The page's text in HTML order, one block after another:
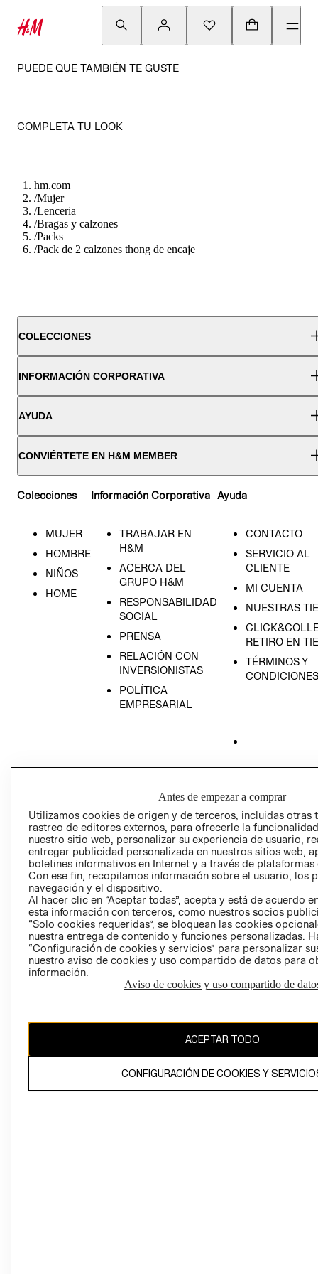
PUEDE QUE TAMBIÉN TE GUSTE
COMPLETA TU LOOK
hm.com
/Mujer
/Lenceria
/Bragas y calzones
/Packs
/Pack de 2 calzones thong de encaje
COLECCIONES
INFORMACIÓN CORPORATIVA
AYUDA
CONVIÉRTETE EN H&M MEMBER
Colecciones
MUJER
HOMBRE
NIÑOS
HOME
Información Corporativa
TRABAJAR EN
H&M
ACERCA DEL
GRUPO H&M
RESPONSABILIDAD
SOCIAL
PRENSA
RELACIÓN CON
INVERSIONISTAS
POLÍTICA
EMPRESARIAL
Ayuda
CONTACTO
SERVICIO AL
CLIENTE
MI CUENTA
NUESTRAS
RETIRO EN
TÉRMINOS Y
CONDICIONES
GIFT CARD
AVISO DE
Perú (S/)
CAMBIAR REGIÓN
propiedad de H&M Hennes & Mauritz AB
Antes de empezar a comprar
Utilizamos cookies de origen y de terceros, incluidas otras
rastreo de editores externos, para ofrecerle la
nuestro sitio web, personalizar su experiencia de usuario,
entregar publicidad personalizada en nuestros sitios web,
boletines informativos en Internet y a través de plataformas
Con ese fin, recopilamos información sobre el usuario, los
navegación y el dispositivo.
Al hacer clic en “Aceptar todas”, acepta y está de acuerdo
esta información con terceros, como nuestros socios
“Solo cookies requeridas”, se bloquean las cookies
nuestra entrega de contenido y funciones personalizadas.
“Configuración de cookies y servicios” para personalizar
nuestro aviso de cookies y uso compartido de datos para
información.
Aviso de cookies y uso compartido de
ACEPTAR TODO
CONFIGURACIÓN DE COOKIES Y